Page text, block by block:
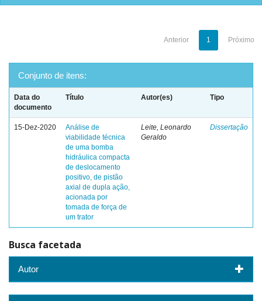
Anterior 1 Próximo
Conjunto de itens:
Data do
documento
Título Autor(es) Tipo
15-Dez-2020
Análise de
viabilidade técnica
de uma bomba
hidráulica compacta
de deslocamento
positivo, de pistão
axial de dupla ação,
acionada por
tomada de força de
um trator
Leite, Leonardo
Geraldo
Dissertação
Busca facetada
Autor